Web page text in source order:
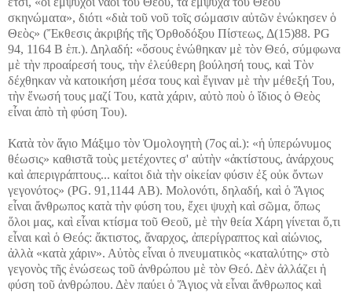
σκηνώματα», διότι «διὰ τοῦ νοῦ τοῖς σώμασιν αὐτῶν ἐνώκησεν ὁ
Θεὸς» (Ἔκθεσις ἀκριβής τῆς Ὀρθοδόξου Πίστεως, Δ(15)88. ΡG
94, 1164 Β ἑπ.). Δηλαδή: «ὅσους ἑνώθηκαν μὲ τὸν Θεό, σύμφωνα
μὲ τὴν προαίρεσή τους, τὴν ἐλεύθερη βούλησή τους, καὶ Τὸν
δέχθηκαν νὰ κατοικήση μέσα τους καὶ ἔγιναν μὲ τὴν μέθεξή Του,
τὴν ἕνωσή τους μαζί Του, κατὰ χάριν, αὐτὸ ποὺ ὁ ἴδιος ὁ Θεὸς
εἶναι ἀπὸ τὴ φύση Του).
Κατὰ τὸν ἅγιο Μάξιμο τὸν Ὁμολογητὴ (7ος αἰ.): «ἡ ὑπερώνυμος
θέωσις» καθιστᾶ τοὺς μετέχοντες σ' αὐτὴν «ἀκτίστους, ἀνάρχους
καὶ ἀπεριγράπτους... καίτοι διὰ τὴν οἰκείαν φύσιν ἐξ οὐκ ὄντων
γεγονότος» (ΡG. 91,1144 ΑΒ). Μολονότι, δηλαδή, καὶ ὁ Ἅγιος
εἶναι ἄνθρωπος κατὰ τὴν φύση του, ἔχει ψυχὴ καὶ σῶμα, ὅπως
ὅλοι μας, καὶ εἶναι κτίσμα τοῦ Θεοῦ, μὲ τὴν θεία Χάρη γίνεται ὅ,τι
εἶναι καὶ ὁ Θεός: ἄκτιστος, ἄναρχος, ἀπερίγραπτος καὶ αἰώνιος,
ἀλλὰ «κατὰ χάριν». Αὐτὸς εἶναι ὁ πνευματικὸς «καταλύτης» στὸ
γεγονὸς τῆς ἑνώσεως τοῦ ἀνθρώπου μὲ τὸν Θεό. Δὲν ἀλλάζει ἡ
φύση τοῦ ἀνθρώπου. Δὲν παύει ὁ Ἅγιος νὰ εἶναι ἄνθρωπος καὶ